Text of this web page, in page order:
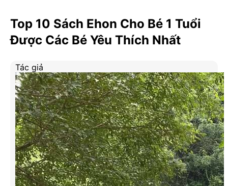
Top 10 Sách Ehon Cho Bé 1 Tuổi
Được Các Bé Yêu Thích Nhất
Tác giả